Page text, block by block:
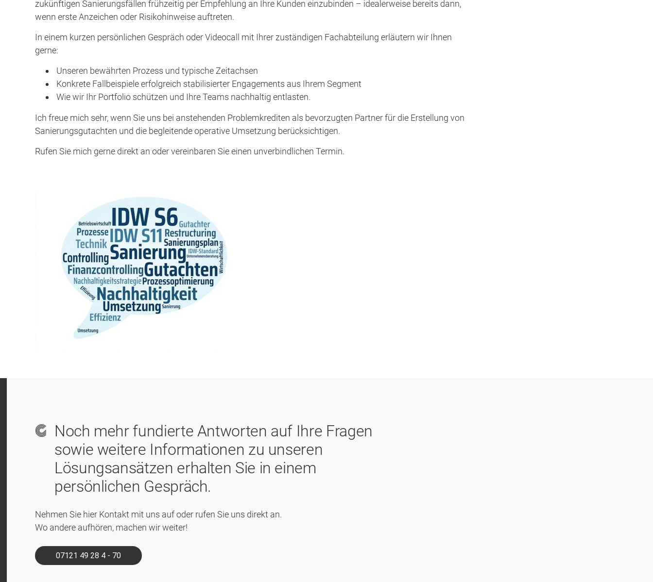
zukünftigen Sanierungsfällen frühzeitig per Empfehlung an Ihre Kunden einzubinden – idealerweise bereits dann,
wenn erste Anzeichen oder Risikohinweise auftreten.
In einem kurzen persönlichen Gespräch oder Videocall mit Ihrer zuständigen Fachabteilung erläutern wir Ihnen
gerne:
⁠ ⁠Unseren bewährten Prozess und typische Zeitachsen
⁠ ⁠Konkrete Fallbeispiele erfolgreich stabilisierter Engagements aus Ihrem Segment
⁠ ⁠Wie wir Ihr Portfolio schützen und Ihre Teams nachhaltig entlasten.
Ich freue mich sehr, wenn Sie uns bei anstehenden Problemkrediten als bevorzugten Partner für die Erstellung von
Sanierungsgutachten und die begleitende operative Umsetzung berücksichtigen.
Rufen Sie mich gerne direkt an oder vereinbaren Sie einen unverbindlichen Termin.
Noch mehr fundierte Antworten auf Ihre Fragen
sowie weitere Informationen zu unseren
Lösungsansätzen erhalten Sie in einem
persönlichen Gespräch.
Nehmen Sie hier Kontakt mit uns auf oder rufen Sie uns direkt an.
Wo andere aufhören, machen wir weiter!
07121 49 28 4 - 70